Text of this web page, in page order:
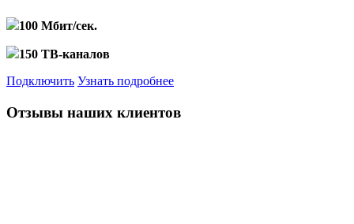
100 Мбит/сек.
150 ТВ-каналов
Подключить Узнать подробнее
Отзывы наших клиентов